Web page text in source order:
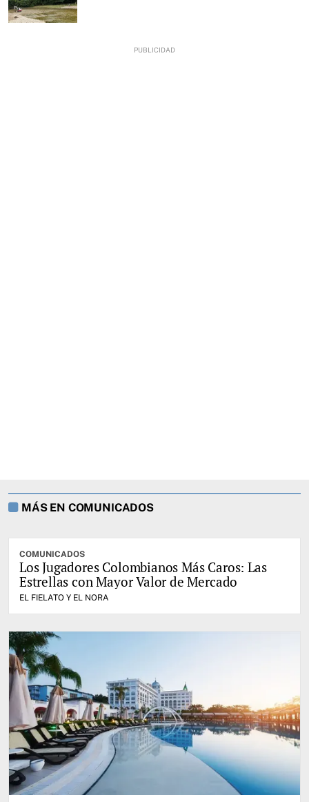
MÁS EN COMUNICADOS
COMUNICADOS
Los Jugadores Colombianos Más Caros: Las
Estrellas con Mayor Valor de Mercado
EL FIELATO Y EL NORA